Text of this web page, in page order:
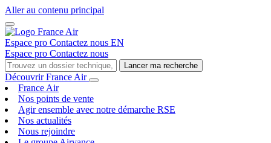
Aller au contenu principal
Espace pro Contactez nous EN
Espace pro Contactez nous
Lancer ma recherche
Découvrir France Air
France Air
Nos points de vente
Agir ensemble avec notre démarche RSE
Nos actualités
Nous rejoindre